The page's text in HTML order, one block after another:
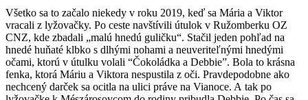
Všetko sa to začalo niekedy v roku 2019, keď sa Mária a Viktor
vracali z lyžovačky. Po ceste navštívili útulok v Ružomberku OZ
CNZ, kde zbadali „malú hnedú guličku“. Stačil jeden pohľad na
hnedé huňaté klbko s dlhými nohami a neuveriteľnými hnedými
očami, ktorú v útulku volali “Čokoládka a Debbie”. Bola to krásna
fenka, ktorá Máriu a Viktora nespustila z oči. Pravdepodobne ako
nechcený darček sa ocitla na ulici práve na Vianoce. A tak po